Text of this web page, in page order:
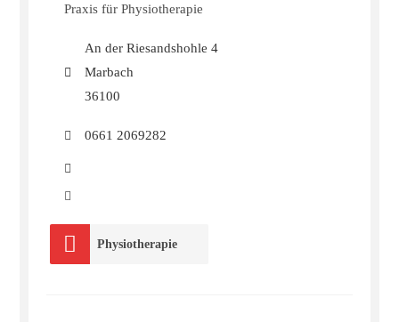
Praxis für Physiotherapie
An der Riesandshohle 4
Marbach
36100
0661 2069282
Physiotherapie